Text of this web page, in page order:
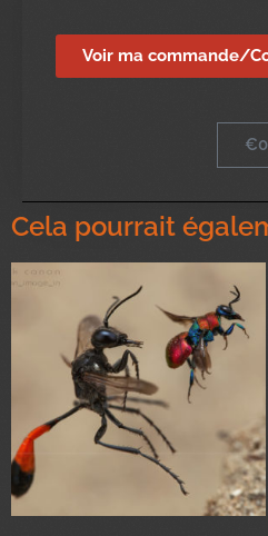
Voir ma commande/
€
Cela pourrait